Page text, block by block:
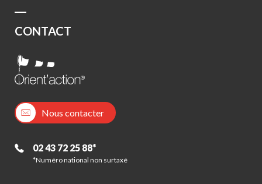
CONTACT
Nous contacter
02 43 72 25 88*
*Numéro national non surtaxé